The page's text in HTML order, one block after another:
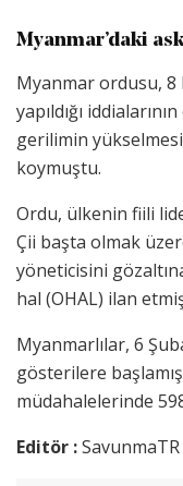
Myanmar’daki
Myanmar ordusu, 8
yapıldığı
gerilimin
koymuştu.
Ordu, ülkenin fiili
Çii başta olmak
yöneticisini
hal (OHAL) ilan
Myanmarlılar, 6
gösterilere
müdahalelerinde
Editör :